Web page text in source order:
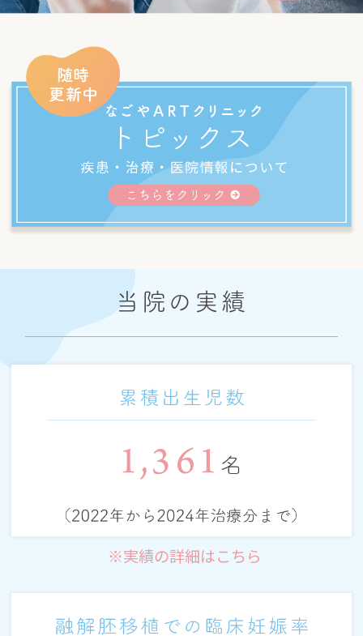
当院の実績
※実績の詳細はこちら